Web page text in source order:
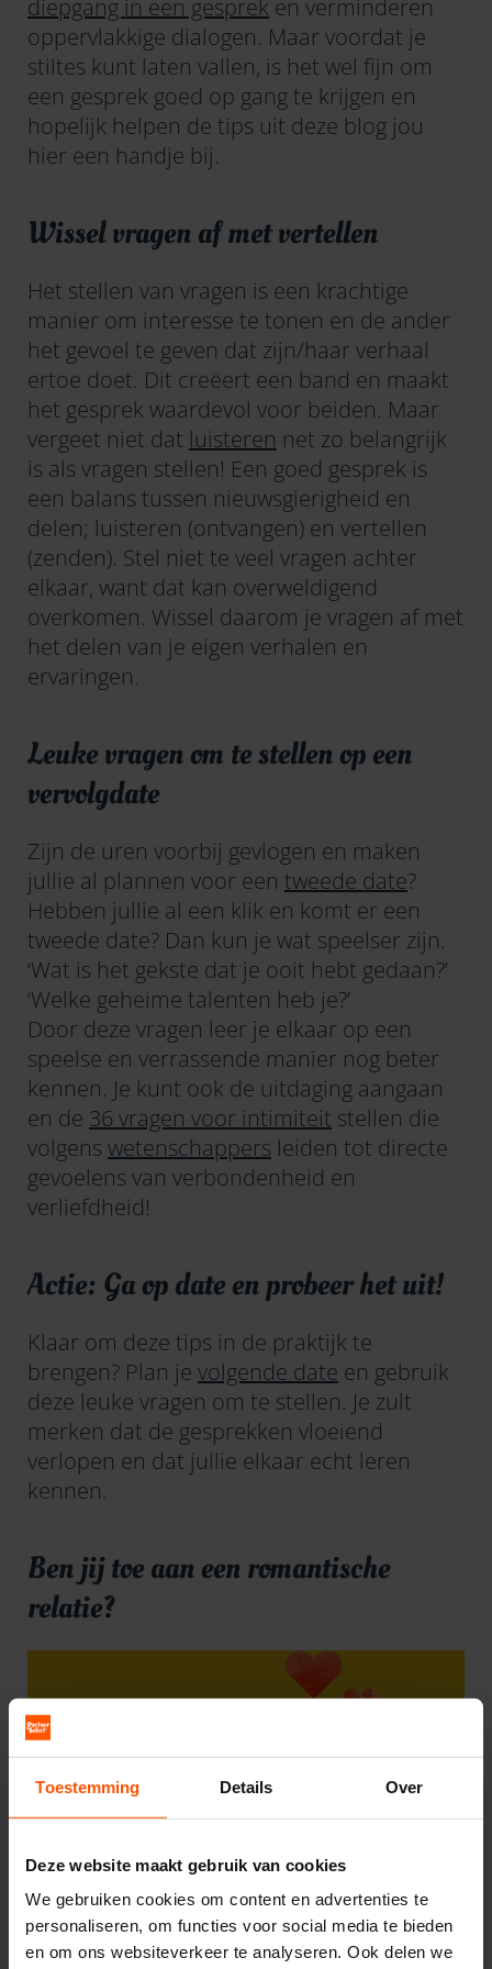
Toestemming Details Over
Deze website maakt gebruik van cookies
We gebruiken cookies om content en advertenties te
personaliseren, om functies voor social media te bieden
en om ons websiteverkeer te analyseren. Ook delen we
diepgang in een gesprek en verminderen
oppervlakkige dialogen. Maar voordat je
stiltes kunt laten vallen, is het wel fijn om
een gesprek goed op gang te krijgen en
hopelijk helpen de tips uit deze blog jou
hier een handje bij.
Wissel vragen af met vertellen
Het stellen van vragen is een krachtige
manier om interesse te tonen en de ander
het gevoel te geven dat zijn/haar verhaal
ertoe doet. Dit creëert een band en maakt
het gesprek waardevol voor beiden. Maar
vergeet niet dat luisteren net zo belangrijk
is als vragen stellen! Een goed gesprek is
een balans tussen nieuwsgierigheid en
delen; luisteren (ontvangen) en vertellen
(zenden). Stel niet te veel vragen achter
elkaar, want dat kan overweldigend
overkomen. Wissel daarom je vragen af met
het delen van je eigen verhalen en
ervaringen.
Leuke vragen om te stellen op een
vervolgdate
Zijn de uren voorbij gevlogen en maken
jullie al plannen voor een tweede date?
Hebben jullie al een klik en komt er een
tweede date? Dan kun je wat speelser zijn.
‘Wat is het gekste dat je ooit hebt gedaan?’
‘Welke geheime talenten heb je?’
Door deze vragen leer je elkaar op een
speelse en verrassende manier nog beter
kennen. Je kunt ook de uitdaging aangaan
en de 36 vragen voor intimiteit stellen die
volgens wetenschappers leiden tot directe
gevoelens van verbondenheid en
verliefdheid!
Actie: Ga op date en probeer het uit!
Klaar om deze tips in de praktijk te
brengen? Plan je volgende date en gebruik
deze leuke vragen om te stellen. Je zult
merken dat de gesprekken vloeiend
verlopen en dat jullie elkaar echt leren
kennen.
Ben jij toe aan een romantische
relatie?